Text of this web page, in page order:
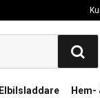
Elbilsladdare